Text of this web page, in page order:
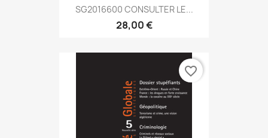
SG2016600 CONSULTER LE...
28,00 €
favorite_border